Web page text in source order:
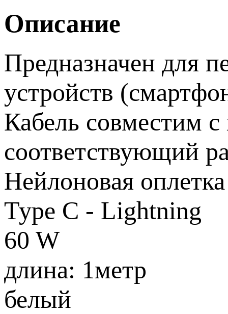
Описание
Предназначен для
устройств
Кабель совместим
соответствующий
Нейлоновая оплетка
Туре С - Lightning
60 W
длина: 1метр
белый